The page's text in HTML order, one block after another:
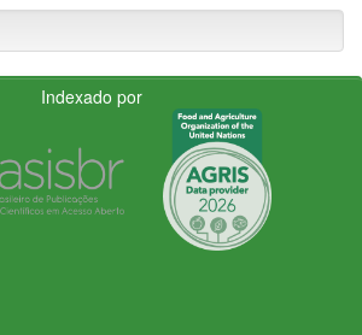
Indexado por